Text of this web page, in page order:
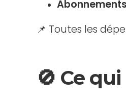
📌 Toutes les
🚫 Ce qui